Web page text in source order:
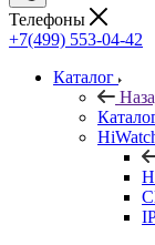
Телефоны
+7(499) 553-04-42
Каталог